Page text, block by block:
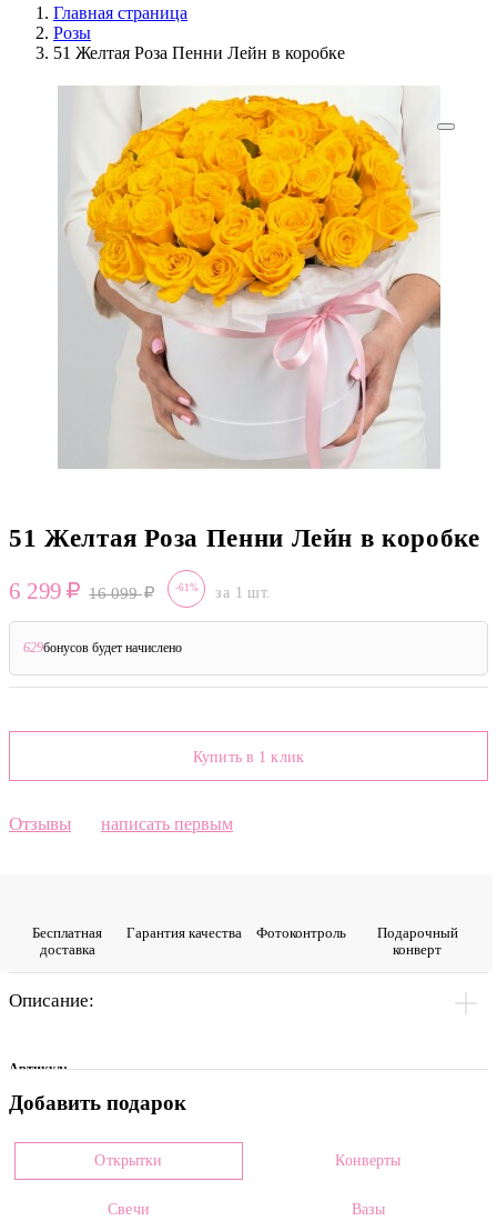
Главная страница
Розы
51 Желтая Роза Пенни Лейн в коробке
51 Желтая Роза Пенни Лейн в коробке
6 299 16 099 -61% за 1 шт.
629бонусов будет начислено
Купить в 1 клик
Отзывы написать первым
Бесплатная
доставка
Гарантия качества Фото­контроль
Подарочный
конверт
Описание:
Артикул:
0007484
Цвет
Желтый
Добавить подарок
Открытки Конверты
Свечи Вазы